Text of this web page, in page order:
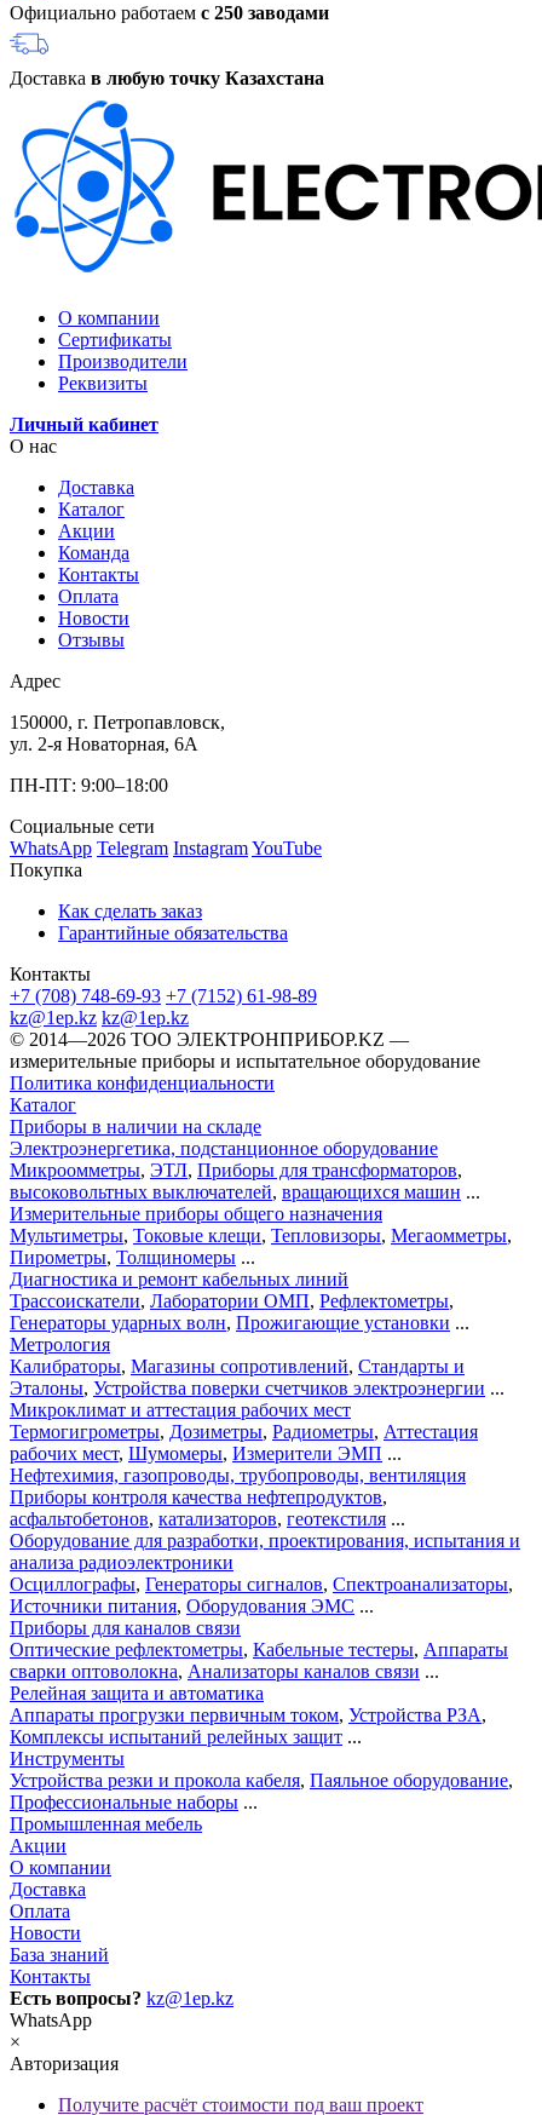
Официально работаем с 250 заводами
Доставка в любую точку Казахстана
О компании
Сертификаты
Производители
Реквизиты
Личный кабинет
О нас
Доставка
Каталог
Акции
Команда
Контакты
Оплата
Новости
Отзывы
Адрес
150000, г. Петропавловск,
ул. 2-я Новаторная, 6А
ПН-ПТ: 9:00–18:00
Социальные сети
WhatsApp Telegram InstagramYouTube
Покупка
Как сделать заказ
Гарантийные обязательства
Контакты
+7 (708) 748-69-93 +7 (7152) 61-98-89
kz@1ep.kz kz@1ep.kz
©️ 2014—2026 ТОО ЭЛЕКТРОНПРИБОР.KZ —
измерительные приборы и испытательное оборудование
Политика конфиденциальности
Каталог
Приборы в наличии на складе
Электроэнергетика, подстанционное оборудование
Микроомметры, ЭТЛ, Приборы для трансформаторов,
высоковольтных выключателей, вращающихся машин ...
Измерительные приборы общего назначения
Мультиметры, Токовые клещи, Тепловизоры, Мегаомметры,
Пирометры, Толщиномеры ...
Диагностика и ремонт кабельных линий
Трассоискатели, Лаборатории ОМП, Рефлектометры,
Генераторы ударных волн, Прожигающие установки ...
Метрология
Калибраторы, Магазины сопротивлений, Стандарты и
Эталоны, Устройства поверки счетчиков электроэнергии ...
Микроклимат и аттестация рабочих мест
Термогигрометры, Дозиметры, Радиометры, Аттестация
рабочих мест, Шумомеры, Измерители ЭМП ...
Нефтехимия, газопроводы, трубопроводы, вентиляция
Приборы контроля качества нефтепродуктов,
асфальтобетонов, катализаторов, геотекстиля ...
Оборудование для разработки, проектирования, испытания и
анализа радиоэлектроники
Осциллографы, Генераторы сигналов, Спектроанализаторы,
Источники питания, Оборудования ЭМС ...
Приборы для каналов связи
Оптические рефлектометры, Кабельные тестеры, Аппараты
сварки оптоволокна, Анализаторы каналов связи ...
Релейная защита и автоматика
Аппараты прогрузки первичным током, Устройства РЗА,
Комплексы испытаний релейных защит ...
Инструменты
Устройства резки и прокола кабеля, Паяльное оборудование,
Профессиональные наборы ...
Промышленная мебель
Акции
О компании
Доставка
Оплата
Новости
База знаний
Контакты
Есть вопросы? kz@1ep.kz
WhatsApp
×
Авторизация
Получите расчёт стоимости под ваш проект